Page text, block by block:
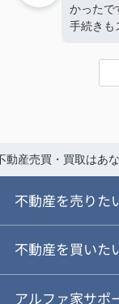
かったで
手続きも
動産売買・買取はあ
不動産を売りた
ご売却ガイド
ご売却の流れ
不動産を買いた
ご購入ガイド
アルファ家サポ